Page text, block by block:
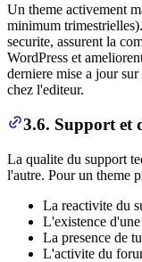
Un theme activement
minimum
securite, assurent la
WordPress et
derniere mise a jour
chez l'editeur.
3.6. Support et
La qualite du support
l'autre. Pour un theme
La reactivite du
L'existence d'une
La presence de
L'activite du